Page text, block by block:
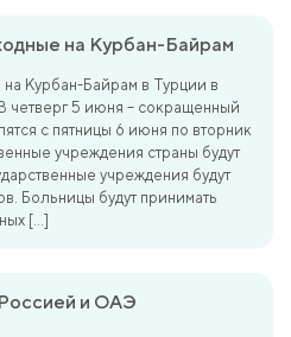
на Курбан-Байрам
на Курбан-Байрам в Турции в
четверг 5 июня – сокращенный
с пятницы 6 июня по вторник
учреждения страны будут
учреждения будут
Больницы будут принимать
[…]
и ОАЭ